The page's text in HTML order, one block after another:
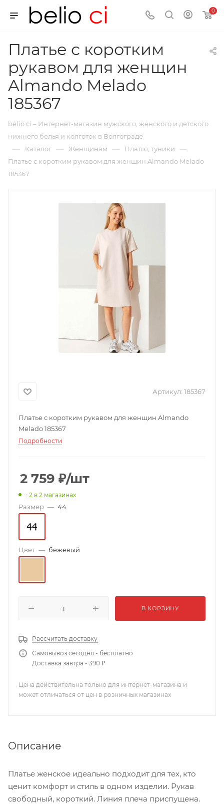
0
Платье с коротким
рукавом для женщин
Almando Melado
185367
belio ci – Интернет-магазин мужского, женского и детского
нижнего белья и колготок в Волгограде
— Каталог — Женщинам — Платья, туники —
Платье с коротким рукавом для женщин Almando Melado
185367
Артикул: 185367
Платье с коротким рукавом для женщин Almando
Melado 185367
Подробности
2 759 ₽/шт
: 2 в 2 магазинах
Размер — 44
Цвет — бежевый
В КОРЗИНУ
Рассчитать доставку
Самовывоз сегодня - бесплатно
Доставка завтра - 390 ₽
Цена действительна только для интернет-магазина и
может отличаться от цен в розничных магазинах
Описание
Платье женское идеально подходит для тех, кто
ценит комфорт и стиль в одном изделии. Рукав
свободный, короткий. Линия плеча приспущена.